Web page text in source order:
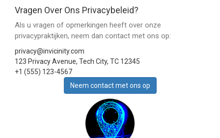
Vragen Over Ons Privacybeleid?
Als u vragen of opmerkingen heeft over onze
privacypraktijken, neem dan contact met ons op:
privacy@invicinity.com
123 Privacy Avenue, Tech City, TC 12345
+1 (555) 123-4567
Neem contact met ons op